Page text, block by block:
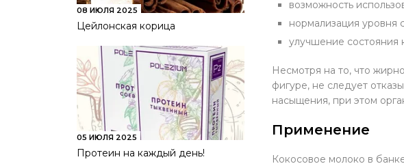
08 ИЮЛЯ 2025
Цейлонская корица
05 ИЮЛЯ 2025
Протеин на каждый день!
возможность
нормализация уровня
улучшение состояния
Несмотря на то, что
фигуре, не следует
насыщения, при этом
Применение
Кокосовое молоко в